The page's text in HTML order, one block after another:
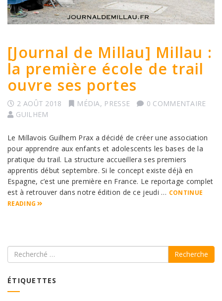
[Journal de Millau] Millau :
la première école de trail
ouvre ses portes
2 AOÛT 2018 MÉDIA, PRESSE
0 COMMENTAIRE
GUILHEM
Le Millavois Guilhem Prax a décidé de créer une association
pour apprendre aux enfants et adolescents les bases de la
pratique du trail. La structure accueillera ses premiers
apprentis début septembre. Si le concept existe déjà en
Espagne, c’est une première en France. Le reportage complet
est à retrouver dans notre édition de ce jeudi … CONTINUE
READING
Recherche
ÉTIQUETTES